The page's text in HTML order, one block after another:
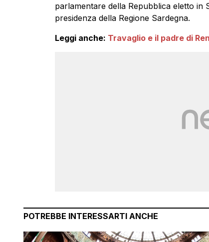
parlamentare della Repubblica eletto in
presidenza della Regione Sardegna.
Leggi anche: Travaglio e il padre di
POTREBBE INTERESSARTI ANCHE